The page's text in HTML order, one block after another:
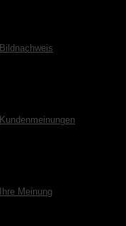
Bildnachweis
Kundenmeinungen
Ihre Meinung